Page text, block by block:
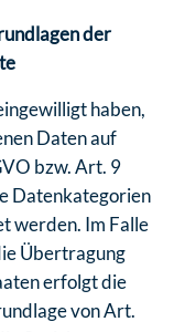
der
haben,
Daten auf
bzw. Art. 9
Datenkategorien
werden. Im Falle
Übertragung
erfolgt die
von Art.